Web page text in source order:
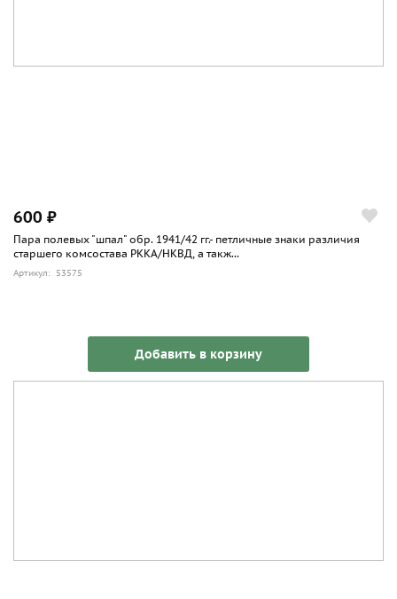
600 ₽
Пара полевых "шпал" обр. 1941/42 гг.- петличные знаки различия
старшего комсостава РККА/НКВД, а такж...
Артикул: 53575
Добавить в корзину